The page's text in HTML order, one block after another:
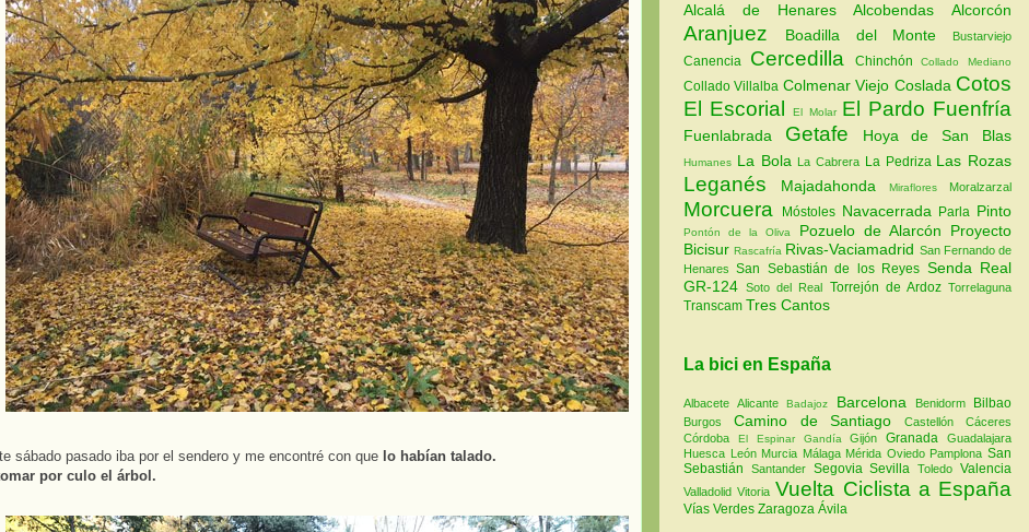
sábado pasado iba por el sendero y me encontré con que lo habían talado.
por culo el árbol.
Alcalá de HenaresAlcobendas Alcorcón
Aranjuez Boadilla del Monte Bustarviejo
Canencia Cercedilla ChinchónCollado Mediano
Collado Villalba Colmenar Viejo Coslada Cotos
El EscorialEl Molar El Pardo Fuenfría
Fuenlabrada Getafe Hoya de San Blas
Humanes La Bola La Cabrera La Pedriza Las Rozas
Leganés Majadahonda Miraflores Moralzarzal
Morcuera Móstoles Navacerrada Parla Pinto
Pontón de la Oliva Pozuelo de Alarcón Proyecto
BicisurRascafría Rivas-Vaciamadrid San Fernando de
HenaresSan Sebastián de los Reyes Senda Real
GR-124Soto del Real Torrejón de ArdozTorrelaguna
Transcam Tres Cantos
La bici en España
AlbaceteAlicanteBadajoz Barcelona Benidorm Bilbao
Burgos Camino de SantiagoCastellónCáceres
Córdoba El Espinar GandíaGijónGranadaGuadalajara
Huesca León Murcia Málaga Mérida Oviedo PamplonaSan
Sebastián Santander SegoviaSevillaToledoValencia
ValladolidVitoria Vuelta Ciclista a España
Vías Verdes Zaragoza Ávila